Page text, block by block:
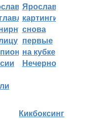
Ярославские
картингисты
снова
первые
на кубке
Нечерноземья
Кикбоксинг